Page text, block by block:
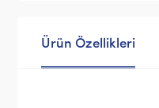
Ürün Özellikleri